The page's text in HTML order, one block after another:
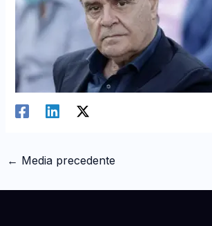
← Media precedente